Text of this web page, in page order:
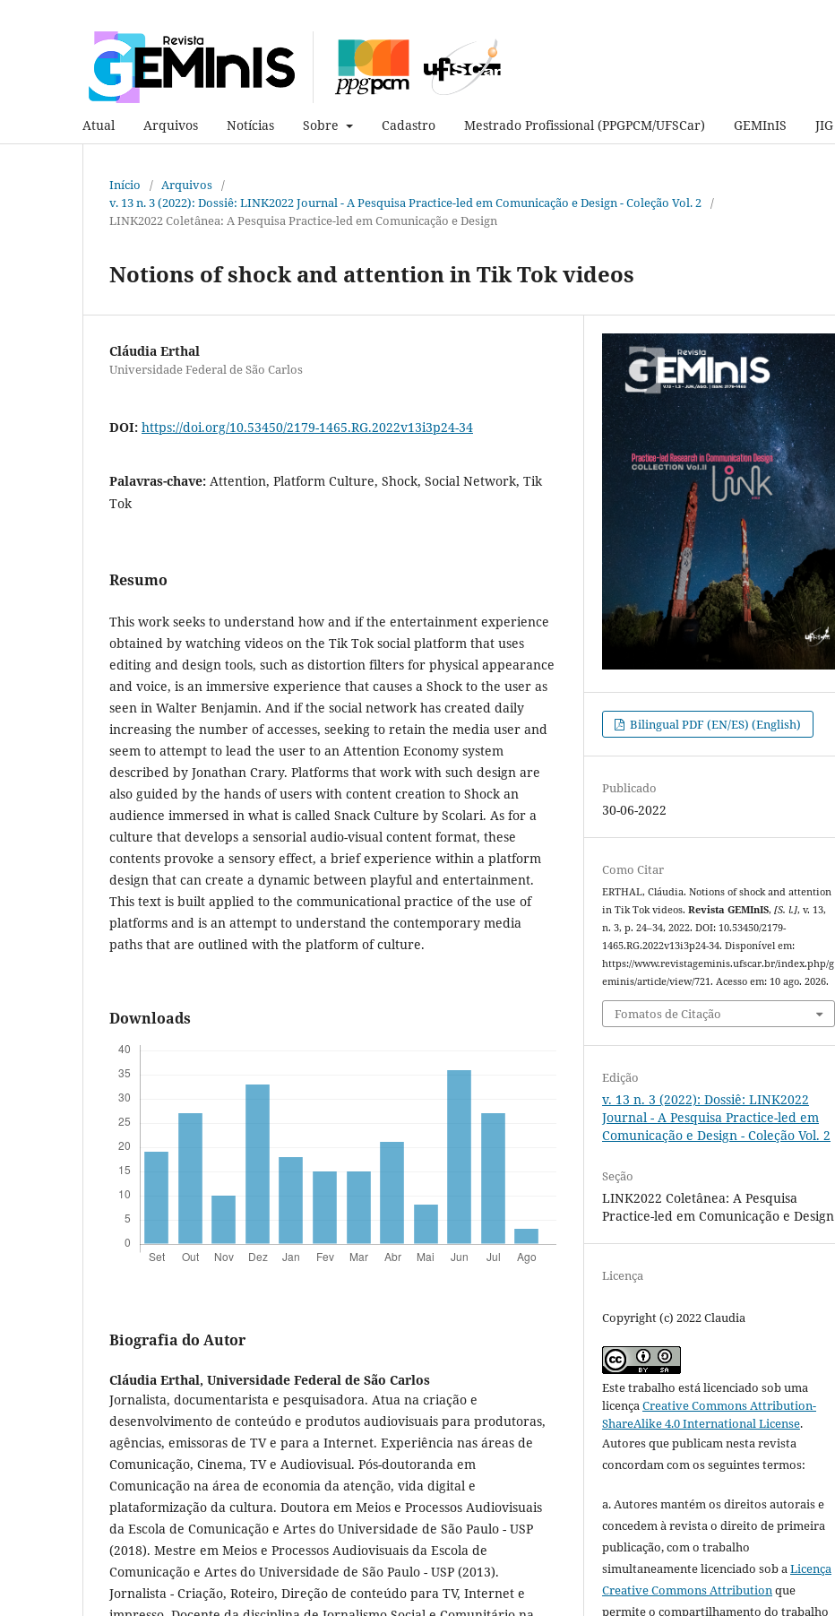
Atual Arquivos Notícias Sobre Cadastro Mestrado Profissional (PPGPCM/UFSCar) GEMInIS JIG
Início / Arquivos /
v. 13 n. 3 (2022): Dossiê: LINK2022 Journal - A Pesquisa Practice-led em Comunicação e Design - Coleção Vol. 2 /
LINK2022 Coletânea: A Pesquisa Practice-led em Comunicação e Design
Notions of shock and attention in Tik Tok videos
Cláudia Erthal
Universidade Federal de São Carlos
DOI: https://doi.org/10.53450/2179-1465.RG.2022v13i3p24-34
Palavras-chave: Attention, Platform Culture, Shock, Social Network, Tik
Tok
Resumo
This work seeks to understand how and if the entertainment experience
obtained by watching videos on the Tik Tok social platform that uses
editing and design tools, such as distortion filters for physical appearance
and voice, is an immersive experience that causes a Shock to the user as
seen in Walter Benjamin. And if the social network has created daily
increasing the number of accesses, seeking to retain the media user and
seem to attempt to lead the user to an Attention Economy system
described by Jonathan Crary. Platforms that work with such design are
also guided by the hands of users with content creation to Shock an
audience immersed in what is called Snack Culture by Scolari. As for a
culture that develops a sensorial audio-visual content format, these
contents provoke a sensory effect, a brief experience within a platform
design that can create a dynamic between playful and entertainment.
This text is built applied to the communicational practice of the use of
platforms and is an attempt to understand the contemporary media
paths that are outlined with the platform of culture.
Downloads
Biografia do Autor
Cláudia Erthal, Universidade Federal de São Carlos
Jornalista, documentarista e pesquisadora. Atua na criação e
desenvolvimento de conteúdo e produtos audiovisuais para produtoras,
agências, emissoras de TV e para a Internet. Experiência nas áreas de
Comunicação, Cinema, TV e Audiovisual. Pós-doutoranda em
Comunicação na área de economia da atenção, vida digital e
plataformização da cultura. Doutora em Meios e Processos Audiovisuais
da Escola de Comunicação e Artes do Universidade de São Paulo - USP
(2018). Mestre em Meios e Processos Audiovisuais da Escola de
Comunicação e Artes do Universidade de São Paulo - USP (2013).
Jornalista - Criação, Roteiro, Direção de conteúdo para TV, Internet e
Bilingual PDF (EN/ES) (English)
Publicado
30-06-2022
Como Citar
ERTHAL, Cláudia. Notions of shock and attention
in Tik Tok videos.Revista GEMInIS,[S. l.], v. 13,
n. 3, p. 24–34, 2022. DOI: 10.53450/2179-
1465.RG.2022v13i3p24-34. Disponível em:
https://www.revistageminis.ufscar.br/index.php/g
eminis/article/view/721. Acesso em: 10 ago. 2026.
Fomatos de Citação
Edição
v. 13 n. 3 (2022): Dossiê: LINK2022
Journal - A Pesquisa Practice-led em
Comunicação e Design - Coleção Vol. 2
Seção
LINK2022 Coletânea: A Pesquisa
Practice-led em Comunicação e Design
Licença
Copyright (c) 2022 Claudia
Este trabalho está licenciado sob uma
licençaCreative Commons Attribution-
ShareAlike 4.0 International License.
Autores que publicam nesta revista
concordam com os seguintes termos:
a. Autores mantém os direitos autorais e
concedem à revista o direito de primeira
publicação, com o trabalho
simultaneamente licenciado sob aLicença
Creative Commons Attributionque
permite o compartilhamento do trabalho